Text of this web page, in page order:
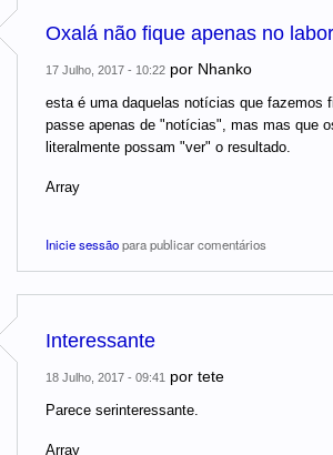
Oxalá não fique apenas no
17 Julho, 2017 - 10:22 por Nhanko
esta é uma daquelas notícias que fazemos
passe apenas de "notícias", mas mas que
literalmente possam "ver" o resultado.
Array
Inicie sessãopara publicar comentários
Interessante
18 Julho, 2017 - 09:41 por tete
Parece serinteressante.
Array